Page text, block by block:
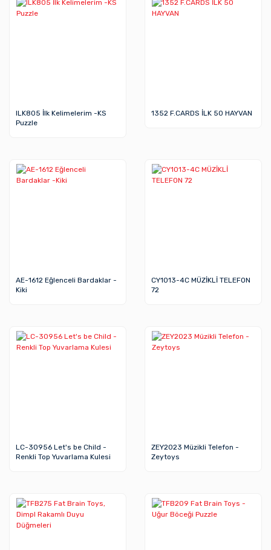
ILK805 İlk Kelimelerim -KS
Puzzle
1352 F.CARDS İLK 50 HAYVAN
AE-1612 Eğlenceli Bardaklar -
Kiki
CY1013-4C MÜZİKLİ TELEFON
72
LC-30956 Let's be Child -
Renkli Top Yuvarlama Kulesi
ZEY2023 Müzikli Telefon -
Zeytoys